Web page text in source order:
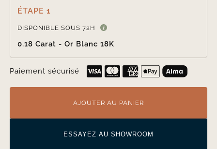
ÉTAPE 1
DISPONIBLE SOUS 72H
0.18 Carat - Or Blanc 18K
Paiement sécurisé
AJOUTER AU PANIER
ESSAYEZ AU SHOWROOM